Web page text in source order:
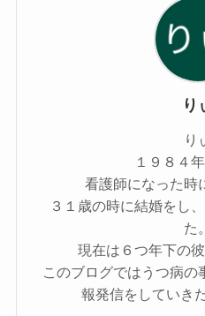
り
り
１９８４
看護師になった時
３１歳の時に結婚をし
た。
現在は６つ年下の
このブログではうつ病の
報発信をしていき